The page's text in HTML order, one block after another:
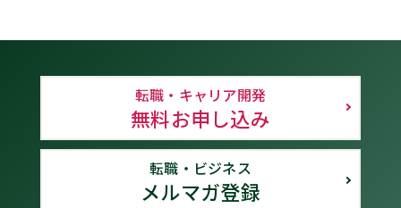
転職・キャリア開発
無料お申し込み
転職・ビジネス
メルマガ登録